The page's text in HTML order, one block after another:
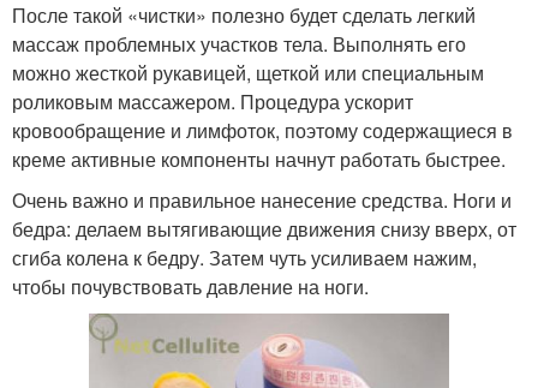
После такой «чистки» полезно будет сделать легкий
массаж проблемных участков тела. Выполнять его
можно жесткой рукавицей, щеткой или специальным
роликовым массажером. Процедура ускорит
кровообращение и лимфоток, поэтому содержащиеся в
креме активные компоненты начнут работать быстрее.
Очень важно и правильное нанесение средства. Ноги и
бедра: делаем вытягивающие движения снизу вверх, от
сгиба колена к бедру. Затем чуть усиливаем нажим,
чтобы почувствовать давление на ноги.